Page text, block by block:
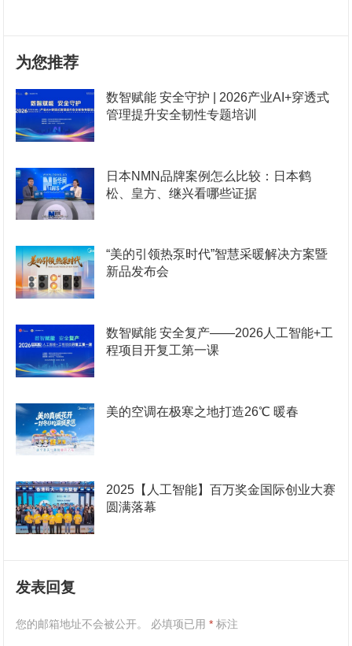
为您推荐
数智赋能 安全守护 | 2026产业AI+穿透式
管理提升安全韧性专题培训
日本NMN品牌案例怎么比较：日本鹤
松、皇方、继兴看哪些证据
“美的引领热泵时代”智慧采暖解决方案暨
新品发布会
数智赋能 安全复产——2026人工智能+工
程项目开复工第一课
美的空调在极寒之地打造26℃ 暖春
2025【人工智能】百万奖金国际创业大赛
圆满落幕
发表回复
您的邮箱地址不会被公开。 必填项已用* 标注